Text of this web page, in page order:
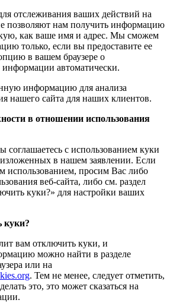
отслеживания ваших действий на
позволяют нам получить информацию
как ваше имя и адрес. Мы сможем
только, если вы предоставите ее
в вашем браузере о
информации автоматически.
информацию для анализа
нашего сайта для наших клиентов.
в отношении использования
соглашаетесь с использованием куки
в нашем заявлении. Если
использованием, просим Вас либо
веб-сайта, либо см. раздел
куки?» для настройки ваших
куки?
вам отключить куки, и
можно найти в разделе
или на
. Тем не менее, следует отметить,
это, это может сказаться на